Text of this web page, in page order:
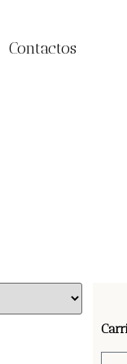
Contactos